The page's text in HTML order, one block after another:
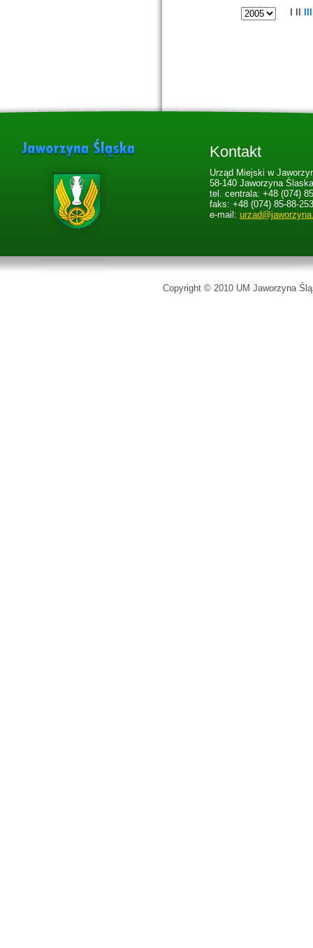
Kontakt
Urząd Miejski w
58-140 Jaworzyna
tel. centrala: +48 (074)
faks: +48 (074) 85-88-253
e-mail:
Copyright © 2010 UM Jaworzyna